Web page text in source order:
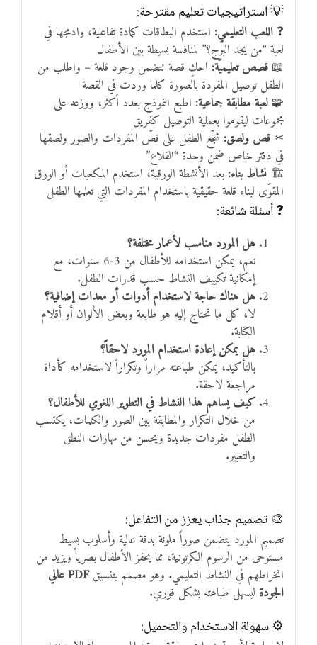
💡 استراتيجيات تعليم مقترحة:
❓ اللعب التعليمي: استخدم البطاقات كمادة تفاعلية، وادمجها في
لعبة “من يجد البرج؟” لمنافسة بسيطة بين الأطفال
📖 قصص تعليميّة: احكِ قصة تتضمن وجود قلعة – واطلب من
الطفل توصيل المفردة بالصورة كلما وردت في القصة
🧩 لعبة مطابقة جماعية: اطبع النموذج بعدد أكثر، ووزعه على
مجموعات ليقوموا بعملية التوصيل كفريق
✂قص ولصق: شجّع الطفل على قصّ المفردات والصور ولصقها
في دفتر خاص ضمن وحدة “القلاع”
🏗 نشاط بناء: بعد الأنشطة الورقية، استخدم المكعبات أو الورق
المقوّى لبناء قلعة حقيقية باستخدام المفردات التي تعلمها الطفل
❓ أسئلة شائعة:
هل المورد مناسب لأعمار مختلفة؟
نعم، يمكن استخدامه للأطفال من 3-6 سنوات، مع
إمكانية تكييف النشاط حسب قدرات الطفل.
هل هناك حاجة لاستخدام أدوات أو معدات إضافية؟
لا، كل ما تحتاج إليه هو طابعة وبعض الألوان أو أقلام
الكتابة.
هل يمكن إعادة استخدام المورد لاحقاً؟
بالتأكيد، يمكن طباعته مراراً وتكراراً لاستخدامه كأداة
مراجعة لاحقة.
كيف يساهم هذا النشاط في التطوير اللغوي للأطفال؟
من خلال التكرار والمطابقة بين الصور والكلمات، يكتسب
الطفل مفردات جديدة ويحسن من مهارات النطق
والتعبير.
🎨 تصميم جذاب يعزز من التفاعل:
تصميم المورد يتضمن صوراً ملونة بدقة عالية وأسلوب بسيط
مستوحى من الرسوم الكرتونية، مما يحفز الأطفال بصرياً ويزيد من
انخراطهم في النشاط التعليمي. وهو مصمم بتنسيق
PDF عالي
الجودة ليسهل طباعته بشكل فوري.
⚙ سهولة الاستخدام والتحميل: